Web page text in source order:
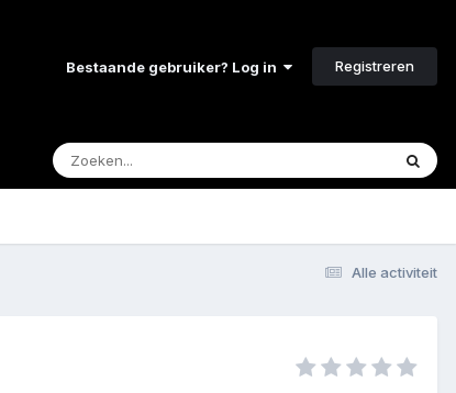
Bestaande gebruiker? Log in Registreren
Alle activiteit